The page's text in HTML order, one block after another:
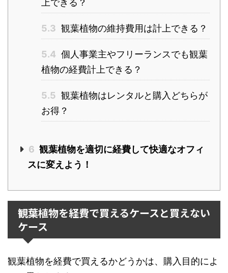
上できる？
5.3 観葉植物の維持費用は計上できる？
5.4 個人事業主やフリーランスでも観葉
植物の経費計上できる？
5.5 観葉植物はレンタルと購入どちらが
お得？
6 観葉植物を適切に経費して快適なオフィ
スに変えよう！
観葉植物を経費で買えるケースと買えない
ケース
観葉植物を経費で買えるかどうかは、購入目的によ